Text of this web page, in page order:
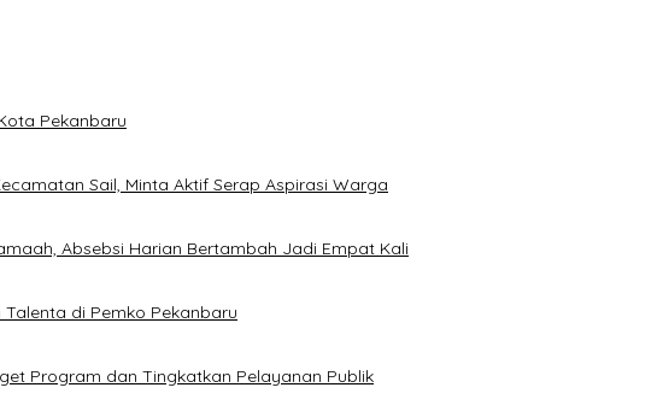
Pekanbaru
Sail, Minta Aktif Serap Aspirasi Warga
Absebsi Harian Bertambah Jadi Empat Kali
di Pemko Pekanbaru
Program dan Tingkatkan Pelayanan Publik